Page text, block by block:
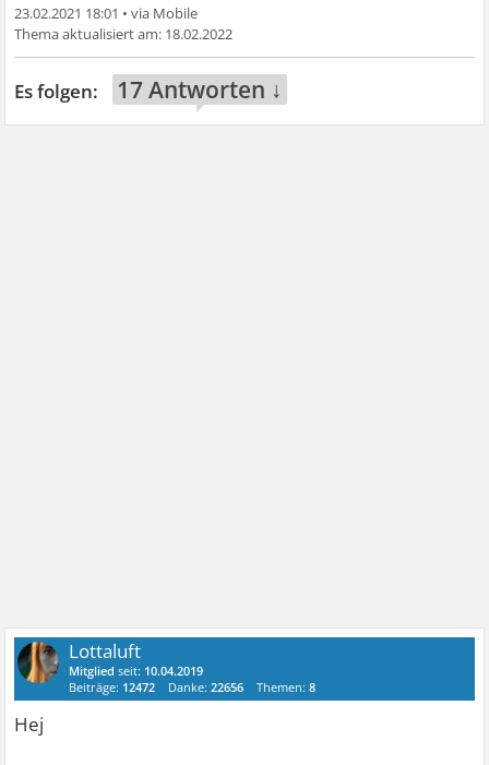
23.02.2021 18:01 •
18.02.2022
17 Antworten ↓
Lottaluft
Mitglied seit: 10.04.2019
Beiträge: 12472 Danke:22656 Themen:8
Hej